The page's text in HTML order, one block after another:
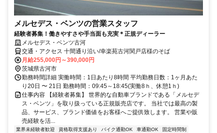
メルセデス・ベンツの営業スタッフ
経験者募集！働きやすさや手当面も充実＊正規ディーラー
メルセデス・ベンツ古河
交通・アクセス 十間通り沿い/幸楽苑古河関戸店様のそば
月給255,000円～390,000円
茨城県古河市
勤務時間詳細 実働時間：1日あたり8時間 平均勤務日数：1ヶ月あた
り20日 〜 21日 勤務時間：09:45～18:45(実働8ｈ、休憩1ｈ)
仕事内容 【経験者募集】 世界的な自動車ブランドである「メルセデ
ス・ベンツ」を取り扱っている正規販売店です。 当社では最高の製
品、サービス、ブランド価値をお客様へご提供致します。 営業や販
売経験を活...
業界未経験者歓迎 資格取得支援あり バイク通勤OK 車通勤OK
固定時間制